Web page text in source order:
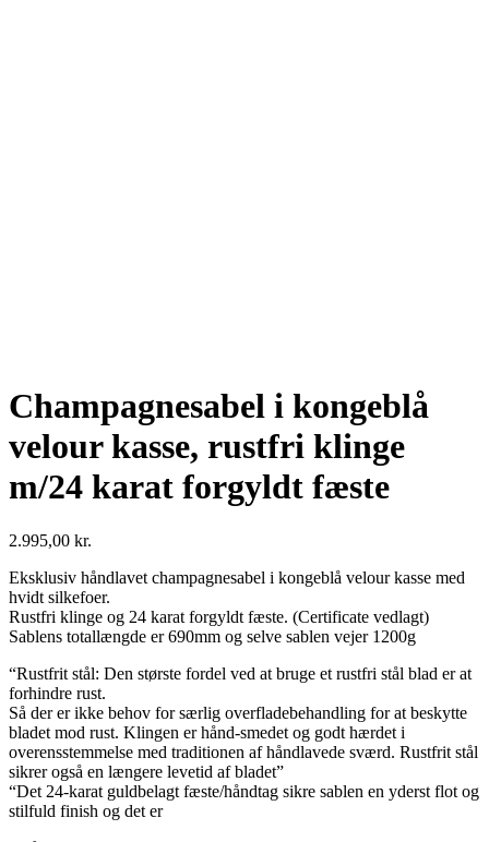
Champagnesabel i kongeblå
velour kasse, rustfri klinge
m/24 karat forgyldt fæste
2.995,00 kr.
Eksklusiv håndlavet champagnesabel i kongeblå velour kasse med
hvidt silkefoer.
Rustfri klinge og 24 karat forgyldt fæste. (Certificate vedlagt)
Sablens totallængde er 690mm og selve sablen vejer 1200g
“Rustfrit stål: Den største fordel ved at bruge et rustfri stål blad er at
forhindre rust.
Så der er ikke behov for særlig overfladebehandling for at beskytte
bladet mod rust. Klingen er hånd-smedet og godt hærdet i
overensstemmelse med traditionen af håndlavede sværd. Rustfrit stål
sikrer også en længere levetid af bladet”
“Det 24-karat guldbelagt fæste/håndtag sikre sablen en yderst flot og
stilfuld finish og det er